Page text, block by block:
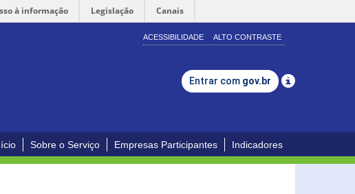
à informação Legislação Canais
ACESSIBILIDADE ALTO CONTRASTE
Entrar com gov.br
Sobre o Serviço Empresas Participantes Indicadores